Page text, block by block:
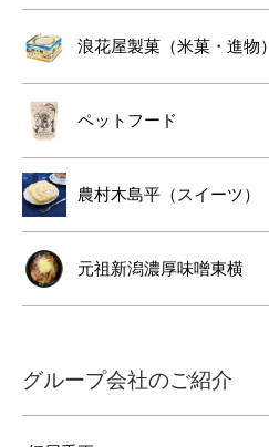
浪花屋製菓（米菓・進物）
ペットフード
農村木島平（スイーツ）
元祖新潟濃厚味噌東横
グループ会社のご紹介